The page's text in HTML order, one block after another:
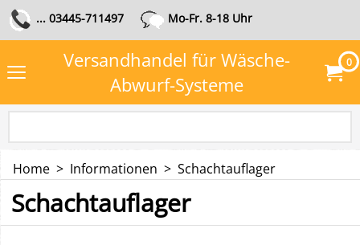
... 03445-711497 Mo-Fr. 8-18 Uhr
Versandhandel für Wäsche-
Abwurf-Systeme
0
Home > Informationen > Schachtauflager
Schachtauflager